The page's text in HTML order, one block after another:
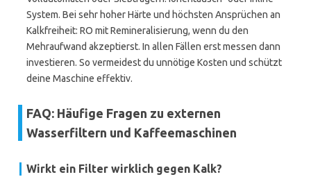
System. Bei sehr hoher Härte und höchsten Ansprüchen an
Kalkfreiheit: RO mit Remineralisierung, wenn du den
Mehraufwand akzeptierst. In allen Fällen erst messen dann
investieren. So vermeidest du unnötige Kosten und schützt
deine Maschine effektiv.
FAQ: Häufige Fragen zu externen
Wasserfiltern und Kaffeemaschinen
Wirkt ein Filter wirklich gegen Kalk?